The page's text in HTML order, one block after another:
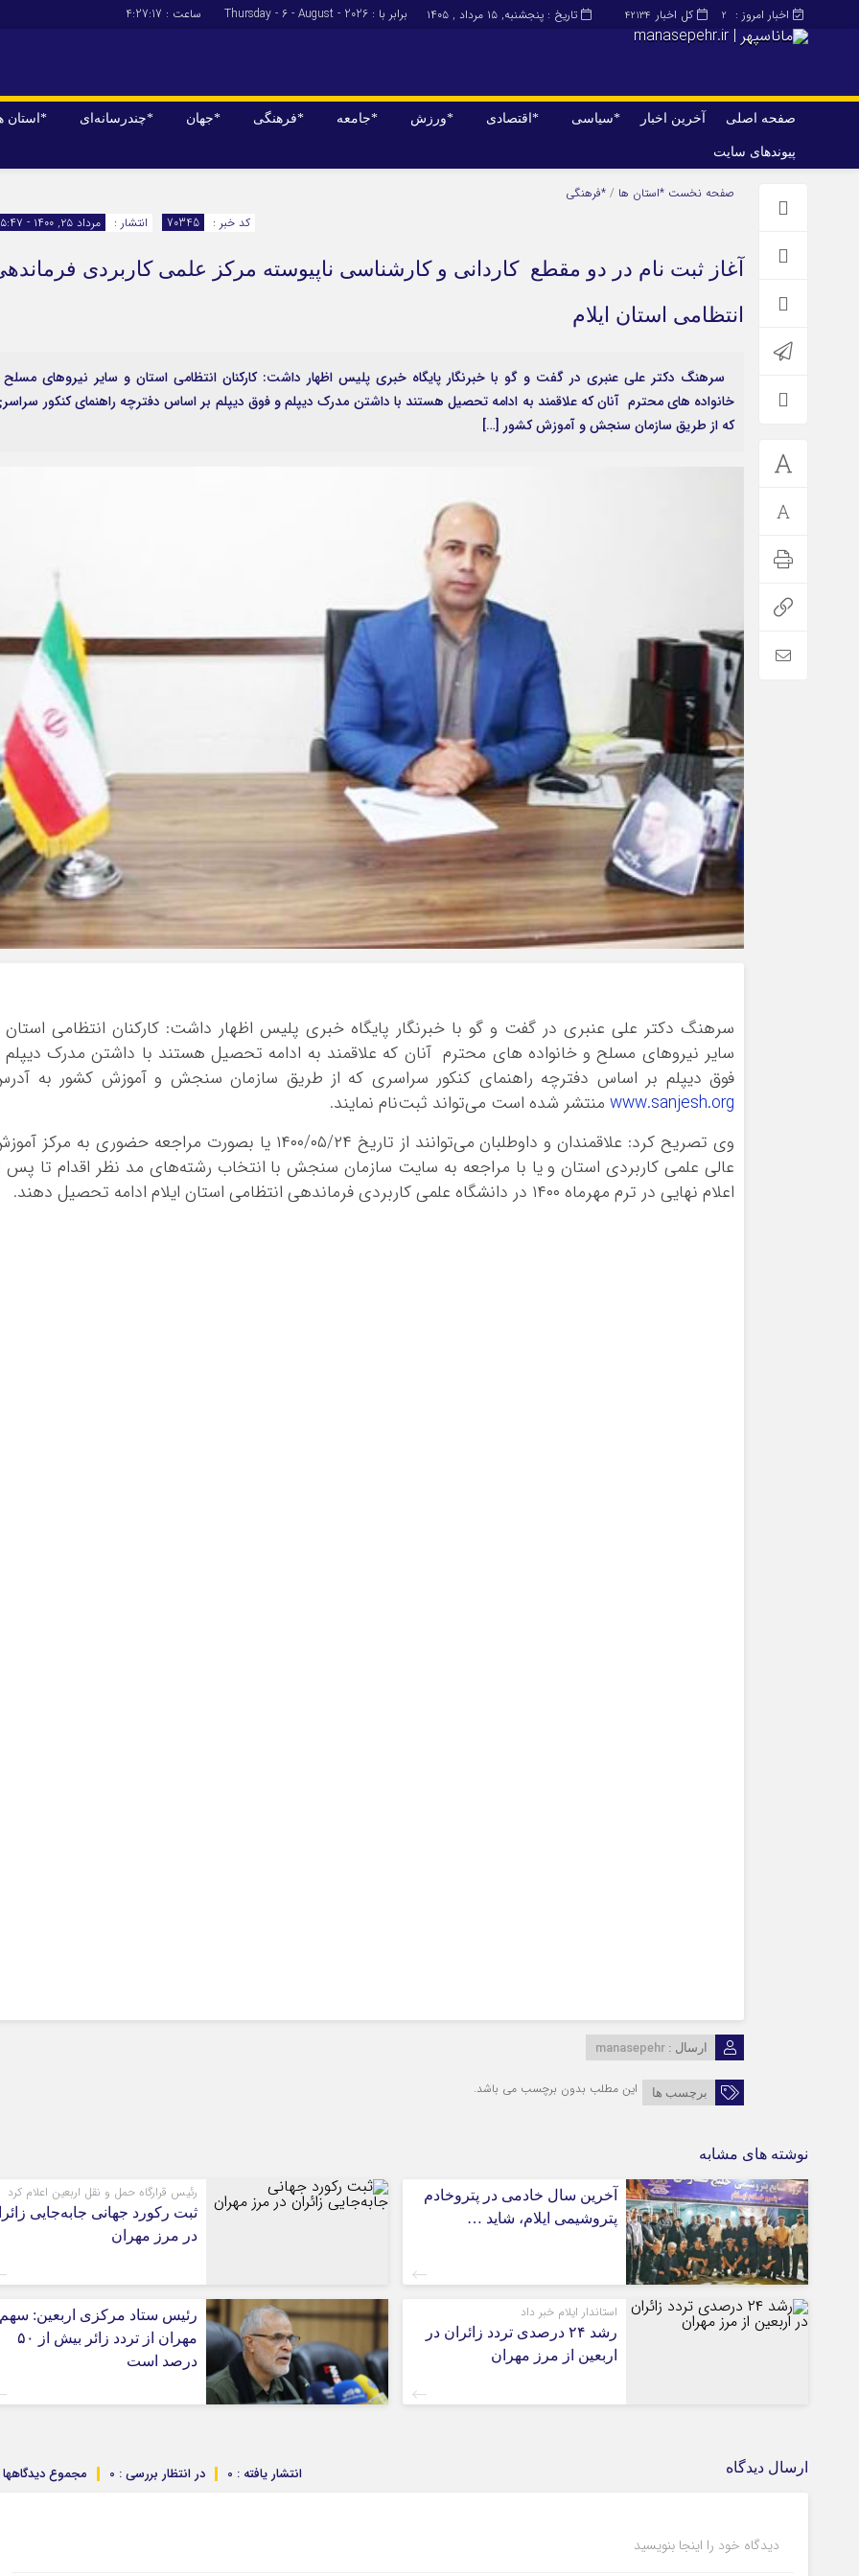
کل اخبار 42134 اخبار امروز : 2 تاریخ : پنجشنبه, ۱۵ مرداد , ۱۴۰۵ برابر با : Thursday - 6 - August - 2026 ساعت : 4:27:17
صفحه اصلی آخرین اخبار *سیاسی *اقتصادی *ورزش *جامعه *فرهنگی *جهان *چندرسانه‌ای *استان
پیوندهای سایت
صفحه اصلی
مجلس
بانک ها
نفت و انرژی
اقتصاد بین
آگهی های
*فرهنگی
ایثار و شهادت
دفاع مقدس
*جهان
بین الملل
آسیای غربی
آمریکا و اروپا
گالری
صوت و فیلم
*استان ها
آذربایجان
آذربایجان
اردبیل
اصفهان
البرز
ایلام
بوشهر
تهران
خراسان رضوی
خراسان
خوزستان
سیستان و
فارس
صفحه نخست *استان ها / *فرهنگی
انتشار :
مرداد ۲۵, ۱۴۰۰ - ۱۵:۴۷ کد خبر : 70345
آغاز ثبت نام در دو مقطع کاردانی و کارشناسی ناپیوسته مرکز علمی کاربردی
انتظامی استان ایلام
سرهنگ دکتر علی عنبری در گفت و گو با خبرنگار پایگاه خبری پلیس اظهار داشت: کارکنان انتظامی استان و سایر نیروهای
خانواده های محترم آنان که علاقمند به ادامه تحصیل هستند با داشتن مدرک دیپلم و فوق دیپلم بر اساس دفترچه راهنمای کنکور
که از طریق سازمان سنجش و آموزش کشور […]
سرهنگ دکتر علی عنبری در گفت و گو با خبرنگار پایگاه خبری پلیس اظهار داشت: کارکنان انتظامی استان
سایر نیروهای مسلح و خانواده های محترم آنان که علاقمند به ادامه تحصیل هستند با داشتن مدرک دیپلم
فوق دیپلم بر اساس دفترچه راهنمای کنکور سراسری که از طریق سازمان سنجش و آموزش کشور به
www.sanjesh.org منتشر شده است می‌تواند ثبت‌نام نمایند.
وی تصریح کرد: علاقمندان و داوطلبان می‌توانند از تاریخ ۱۴۰۰/۰۵/۲۴ یا بصورت مراجعه حضوری به مرکز
عالی علمی کاربردی استان و یا با مراجعه به سایت سازمان سنجش با انتخاب رشته‌های مد نظر اقدام تا پس
اعلام نهایی در ترم مهرماه ۱۴۰۰ در دانشگاه علمی کاربردی فرماندهی انتظامی استان ایلام ادامه تحصیل دهند.
ارسال : manasepehr
برچسب ها این مطلب بدون برچسب می باشد.
نوشته های مشابه
آخرین سال خادمی در پتروخادم
پتروشیمی ایلام، شاید …
رئیس قرارگاه حمل و نقل اربعین اعلام کرد
ثبت رکورد جهانی جابه‌جایی
در مرز مهران
استاندار ایلام خبر داد
رشد ۲۴ درصدی تردد زائران در
اربعین از مرز مهران
رئیس ستاد مرکزی اربعین:
مهران از تردد زائر بیش از ۵۰
درصد است
ارسال دیدگاه مجموع دیدگاهها در انتظار بررسی : 0 انتشار یافته : 0
دیدگاه خود را اینجا بنویسید